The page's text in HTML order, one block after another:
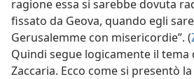
ragione essa si sarebbe dovuta
fissato da Geova, quando egli
Gerusalemme con misericordie”. (
Quindi segue logicamente il tema
Zaccaria. Ecco come si presentò